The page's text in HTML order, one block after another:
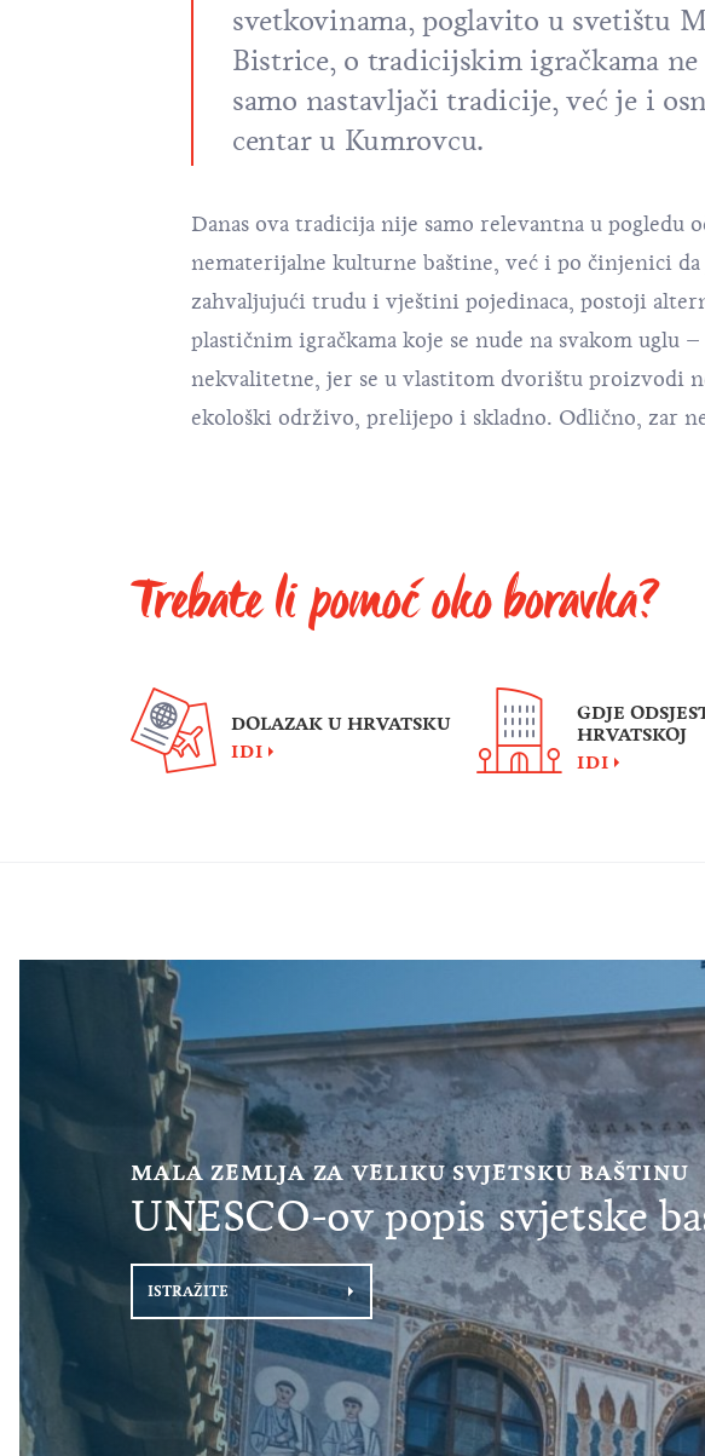
svetkovinama, poglavito u svetištu
Bistrice, o tradicijskim igračkama
samo nastavljači tradicije, već je i
centar u Kumrovcu.
Danas ova tradicija nije samo relevantna u pogledu
nematerijalne kulturne baštine, već i po činjenici
zahvaljujući trudu i vještini pojedinaca, postoji
plastičnim igračkama koje se nude na svakom uglu
nekvalitetne, jer se u vlastitom dvorištu proizvodi
ekološki održivo, prelijepo i skladno. Odlično, zar
Trebate li pomoć oko boravka?
DOLAZAK U HRVATSKU
IDI
GDJE
HRVATSKOJ
IDI
MALA ZEMLJA ZA VELIKU SVJETSKU BAŠTINU
UNESCO-ov popis svjetske
ISTRAŽITE